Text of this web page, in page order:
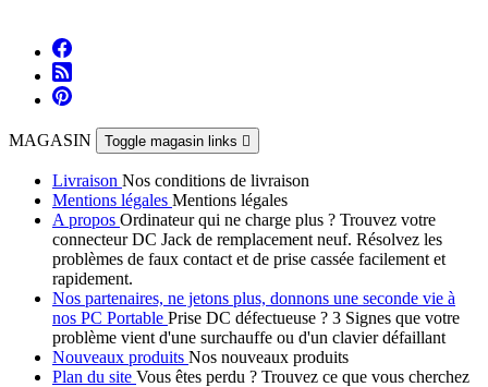
MAGASIN Toggle magasin links 
Livraison Nos conditions de livraison
Mentions légales Mentions légales
A propos Ordinateur qui ne charge plus ? Trouvez votre
connecteur DC Jack de remplacement neuf. Résolvez les
problèmes de faux contact et de prise cassée facilement et
rapidement.
Nos partenaires, ne jetons plus, donnons une seconde vie à
nos PC Portable Prise DC défectueuse ? 3 Signes que votre
problème vient d'une surchauffe ou d'un clavier défaillant
Nouveaux produits Nos nouveaux produits
Plan du site Vous êtes perdu ? Trouvez ce que vous cherchez